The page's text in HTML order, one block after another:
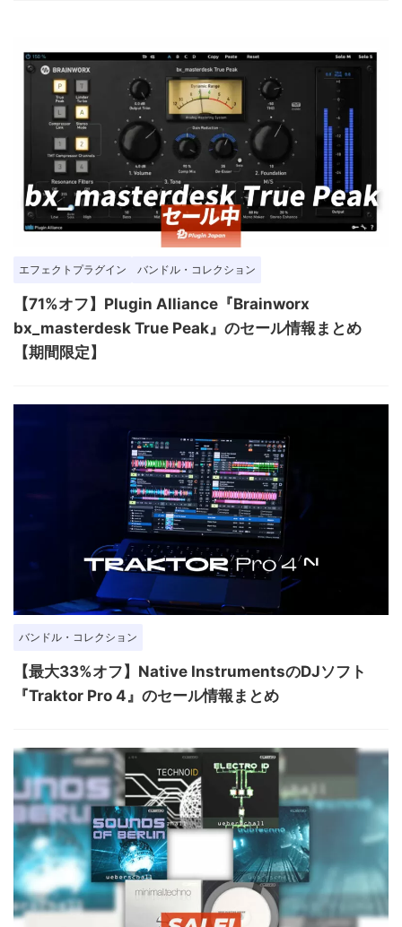
エフェクトプラグイン バンドル・コレクション
【71%オフ】Plugin Alliance『Brainworx
bx_masterdesk True Peak』のセール情報まとめ
【期間限定】
バンドル・コレクション
【最大33%オフ】Native InstrumentsのDJソフト
『Traktor Pro 4』のセール情報まとめ